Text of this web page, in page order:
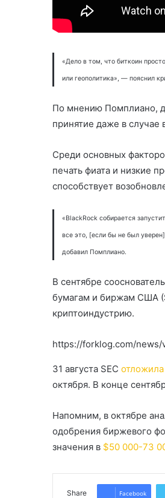
«Дело в том, что биткоин
или геополитика», — пояснил
По мнению Помплиано,
принятие даже в случае
Среди основных
печать фиата и низкие
способствует
«BlackRock собирается
все это, [если бы не был
добавил Помплиано.
В сентябре
бумагам и биржам США
криптоиндустрию.
https://forklog.com/
31 августа SEC отложила
октября. В конце
Напомним, в октябре
одобрения биржевого
значения в $50 000-73
Share Facebook